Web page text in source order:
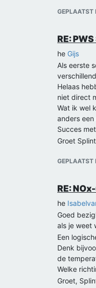
Begin
Groet
GEPLAATST
RE:
he Gijs
Als eerste
Helaas
niet direct
Wat ik wel
anders een
Succes
Groet
GEPLAATST
RE:
he
Goed
als je weet
Een
Denk
de
Welke
Groet,